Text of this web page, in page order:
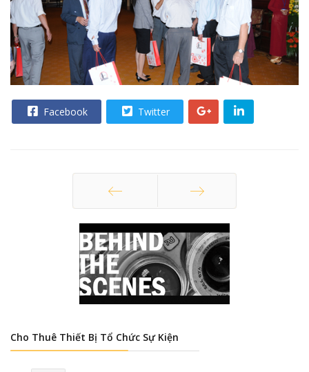
Facebook Twitter
Trang trước Trang sau
Cho Thuê Thiết Bị Tổ Chức Sự Kiện